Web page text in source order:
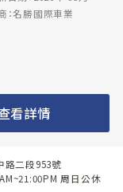
：名勝國際車業
看詳情
路二段953號
周日公休